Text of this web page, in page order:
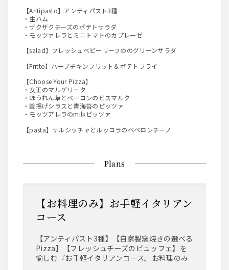
【Antipasto】アンティパスト3種
・生ハム
・ザクザクチーズのポテトサラダ
・モッツァレラとミニトマトのカプレーゼ
【salad】フレッシュベビーリーフののグリーンサラダ
【Fritto】ハーブチキンフリット＆ポテトフライ
【Choose Your Pizza】
・女王のマルゲリータ
・ほうれん草とベーコンのビスマルク
・釜揚げシラスと青海苔のピッツァ
・モッツアレラのmilkピッツァ
【pasta】サルシッチャとルッコラのペペロンチーノ
Plans
【お料理のみ】お手軽イタリアン
コース
【アンティパスト3種】【自家製窯焼きの選べる
Pizza】【フレッシュチーズのビュッフェ】を
愉しむ『お手軽イタリアンコース』お料理のみ